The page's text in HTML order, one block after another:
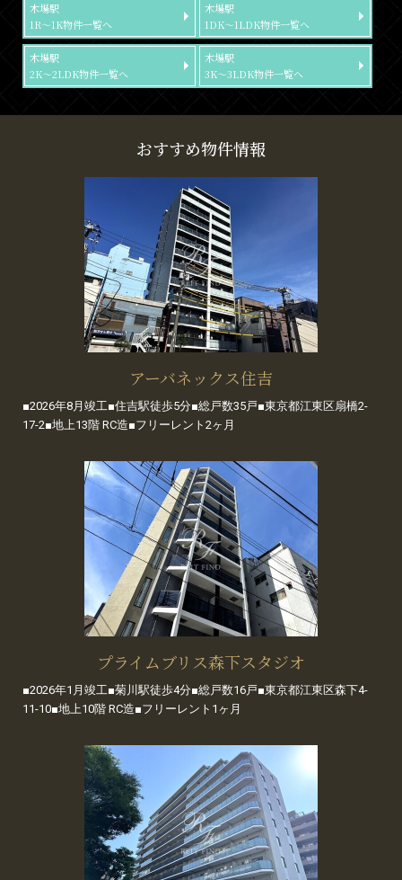
木場駅
1R～1K物件一覧へ
木場駅
1DK～1LDK物件一覧へ
木場駅
2K～2LDK物件一覧へ
木場駅
3K～3LDK物件一覧へ
おすすめ物件情報
アーバネックス住吉
■2026年8月竣工■住吉駅徒歩5分■総戸数35戸■東京都江東区扇橋2-
17-2■地上13階 RC造■フリーレント2ヶ月
プライムブリス森下スタジオ
■2026年1月竣工■菊川駅徒歩4分■総戸数16戸■東京都江東区森下4-
11-10■地上10階 RC造■フリーレント1ヶ月